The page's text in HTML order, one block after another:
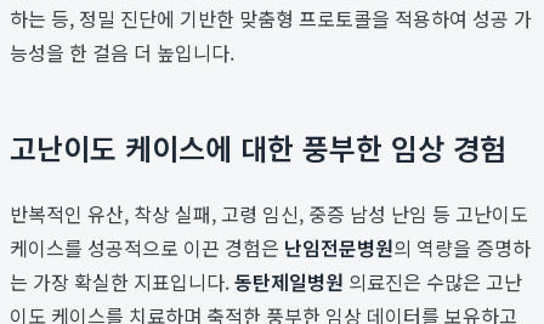
하는 등, 정밀 진단에 기반한 맞춤형 프로토콜을 적용하여 성공 가
능성을 한 걸음 더 높입니다.
고난이도 케이스에 대한 풍부한 임상 경험
반복적인 유산, 착상 실패, 고령 임신, 중증 남성 난임 등 고난이도
케이스를 성공적으로 이끈 경험은 난임전문병원의 역량을 증명하
는 가장 확실한 지표입니다.동탄제일병원 의료진은 수많은 고난
이도 케이스를 치료하며 축적한 풍부한 임상 데이터를 보유하고